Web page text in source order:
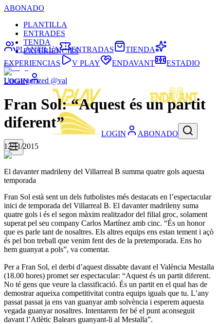
ABONADO
PLANTILLA
ENTRADES
TENDA
EXPERIÈNCIES
LOGIN
LOGIN ABONADO
PLANTILLA ENTRADAS
TIENDA
EXPERIENCIAS
V PLAY ENDAVANT ESTADIO
Uncategorized @val
Fran Sol: “Aquest és un partit
diferent”
12/11/2015
El davanter madrileny del Villarreal B summa quatre gols aquesta
temporada
Fran Sol està sent un dels futbolistes més destacats en l’espectacular
inici de temporada del Villarreal B. El davanter madrileny suma
quatre gols i és el segon màxim realitzador del filial groc, solament
superat pel seu company Carlos Martínez amb cinc. “És un honor
que es parle tant de nosaltres. Els altres equips ens estan tement i açò
és pel bon treball que venim fent des de la pretemporada. Ens ho
hem guanyat a pols”, va comentar.
Per a Fran Sol, el derbi d’aquest dissabte davant el València Mestalla
(18.00 hores) promet ser espectacular: “Aquest és un partit diferent.
No té gens que veure la classificació. És un partit en el qual has de
demostrar aqueixa competitivitat contra equips iguals que tu. L’any
passat passat ja ens van guanyar amb solvència i esperem aquesta
vegada guanyar nosaltres. Intentarem fer bé el punt aconseguit
davant l’Atlètic Balears guanyant-li al Mestalla”.